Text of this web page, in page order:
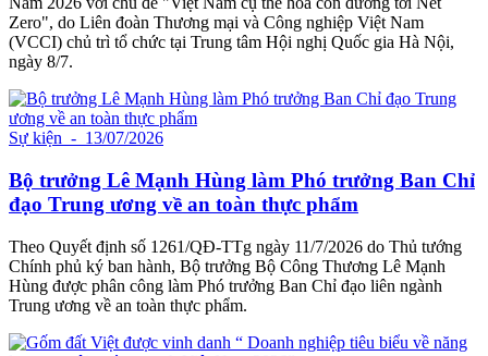
Zero", do Liên đoàn Thương mại và Công nghiệp Việt Nam
(VCCI) chủ trì tổ chức tại Trung tâm Hội nghị Quốc gia Hà Nội,
ngày 8/7.
Sự kiện - 13/07/2026
Bộ trưởng Lê Mạnh Hùng làm Phó trưởng Ban Chỉ
đạo Trung ương về an toàn thực phẩm
Theo Quyết định số 1261/QĐ-TTg ngày 11/7/2026 do Thủ tướng
Chính phủ ký ban hành, Bộ trưởng Bộ Công Thương Lê Mạnh
Hùng được phân công làm Phó trưởng Ban Chỉ đạo liên ngành
Trung ương về an toàn thực phẩm.